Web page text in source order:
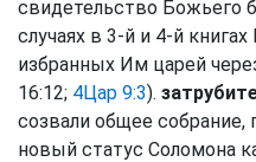
свидетельство Божьего
случаях в 3-й и 4-й
избранных Им царей
16:12; 4Цар 9:3).
созвали общее собрание,
новый статус Соломона